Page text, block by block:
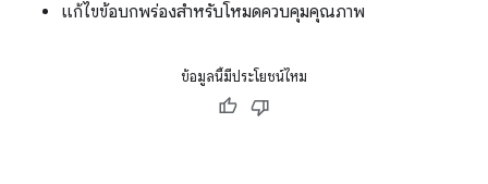
แก้ไขข้อบกพร่องสำหรับโหมดควบคุมคุณภาพ
ข้อมูลนี้มีประโยชน์ไหม